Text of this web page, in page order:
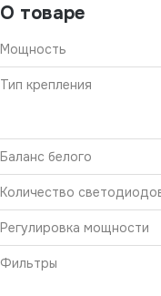
О товаре
Мощность
Тип крепления
Баланс белого
Количество
Регулировка мощности
Фильтры